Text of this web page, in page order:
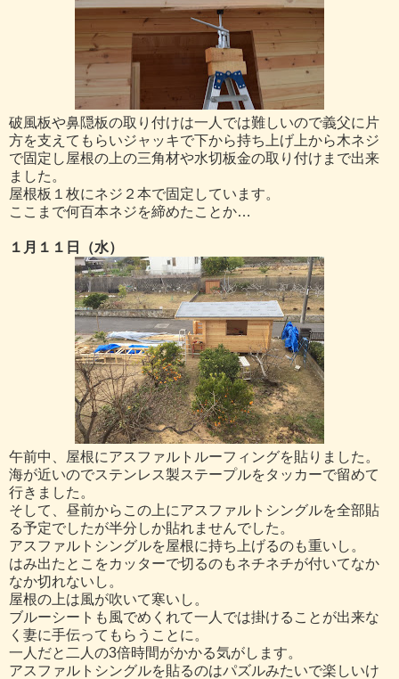
破風板や鼻隠板の取り付けは一人では難しいので義父に片
方を支えてもらいジャッキで下から持ち上げ上から木ネジ
で固定し屋根の上の三角材や水切板金の取り付けまで出来
ました。
屋根板１枚にネジ２本で固定しています。
ここまで何百本ネジを締めたことか…
１月１１日（水）
午前中、屋根にアスファルトルーフィングを貼りました。
海が近いのでステンレス製ステープルをタッカーで留めて
行きました。
そして、昼前からこの上にアスファルトシングルを全部貼
る予定でしたが半分しか貼れませんでした。
アスファルトシングルを屋根に持ち上げるのも重いし。
はみ出たとこをカッターで切るのもネチネチが付いてなか
なか切れないし。
屋根の上は風が吹いて寒いし。
ブルーシートも風でめくれて一人では掛けることが出来な
く妻に手伝ってもらうことに。
一人だと二人の3倍時間がかかる気がします。
アスファルトシングルを貼るのはパズルみたいで楽しいけ